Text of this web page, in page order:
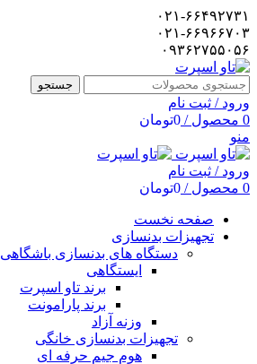
۰۲۱-۶۶۴۹۲۷۳۱
۰۲۱-۶۶۹۶۶۷۰۳
۰۹۳۶۲۷۵۵۰۵۶
جستجو
ورود / ثبت نام
0 محصول / تومان0
منو
ورود / ثبت نام
0 محصول / تومان0
صفحه نخست
تجهیزات بدنسازی
دستگاه های بدنسازی باشگاهی
ایستگاهی
برند تاو اسپرت
برند پارامونت
وزنه آزاد
تجهیزات بدنسازی خانگی
هوم جیم حرفه ای